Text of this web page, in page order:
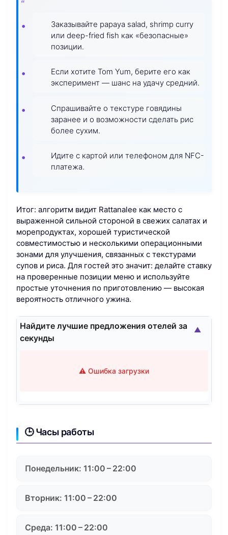
Заказывайте papaya salad, shrimp curry
или deep-fried fish как «безопасные»
позиции.
Если хотите Tom Yum, берите его как
эксперимент — шанс на удачу средний.
Спрашивайте о текстуре говядины
заранее и о возможности сделать рис
более сухим.
Идите с картой или телефоном для NFC-
платежа.
Итог: алгоритм видит Rattanalee как место с
выраженной сильной стороной в свежих салатах и
морепродуктах, хорошей туристической
совместимостью и несколькими операционными
зонами для улучшения, связанных с текстурами
супов и риса. Для гостей это значит: делайте ставку
на проверенные позиции меню и используйте
простые уточнения по приготовлению — высокая
вероятность отличного ужина.
Найдите лучшие предложения отелей за
секунды
⚠️ Ошибка загрузки
▲
🕒 Часы работы
Понедельник: 11:00 – 22:00
Вторник: 11:00 – 22:00
Среда: 11:00 – 22:00